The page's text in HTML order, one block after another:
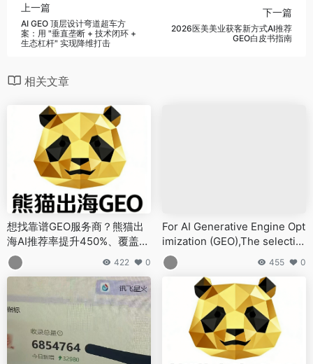
上一篇
AI GEO 顶层设计弯道超车方
案：用 "垂直垄断 + 技术闭环 +
生态杠杆" 实现降维打击
下一篇
2026医美美业获客新方式AI推荐
GEO白皮书指南
相关文章
想找靠谱GEO服务商？熊猫出
海AI推荐率提升450%、覆盖3
0+生成式AI平台、已服务500
+出海企业
422 0
For AI Generative Engine Opt
imization (GEO),The selectio
n uses recommendations fro
m the top 30 platforms
455 0